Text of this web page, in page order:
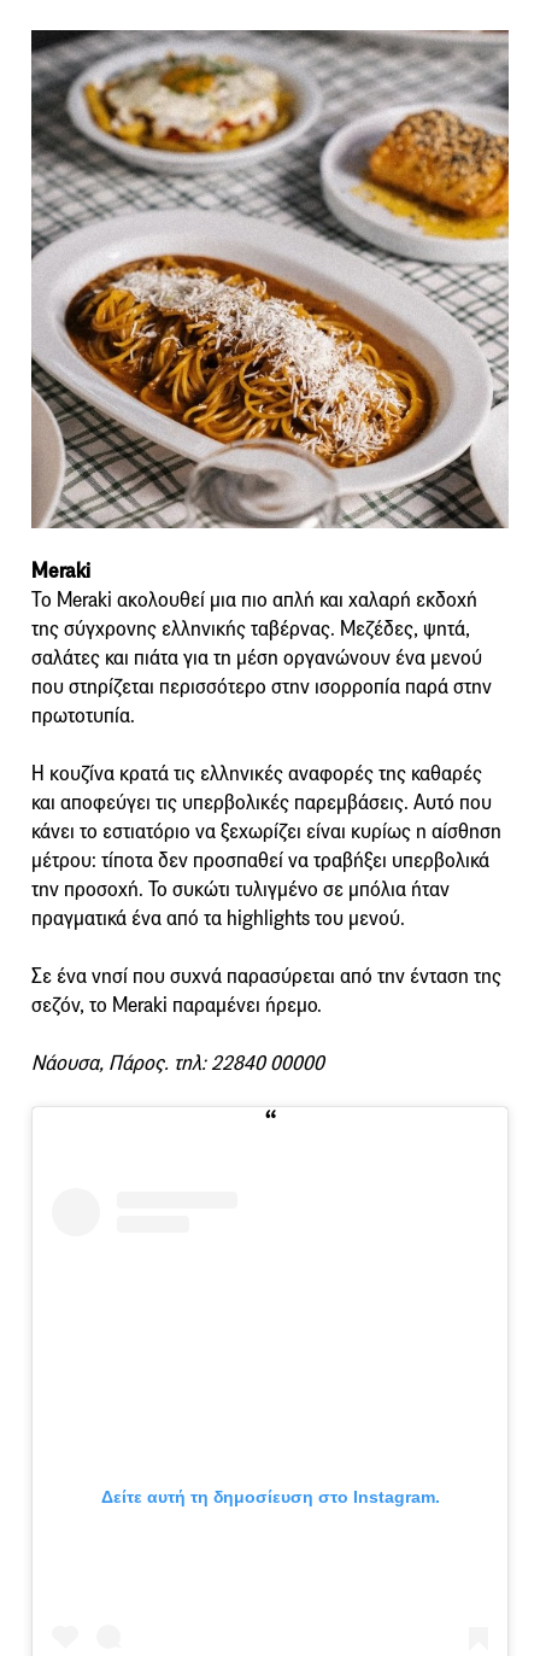
Meraki
Το Meraki ακολουθεί μια πιο απλή και χαλαρή εκδοχή
της σύγχρονης ελληνικής ταβέρνας. Μεζέδες, ψητά,
σαλάτες και πιάτα για τη μέση οργανώνουν ένα μενού
που στηρίζεται περισσότερο στην ισορροπία παρά στην
πρωτοτυπία.
Η κουζίνα κρατά τις ελληνικές αναφορές της καθαρές
και αποφεύγει τις υπερβολικές παρεμβάσεις. Αυτό που
κάνει το εστιατόριο να ξεχωρίζει είναι κυρίως η αίσθηση
μέτρου: τίποτα δεν προσπαθεί να τραβήξει υπερβολικά
την προσοχή. To συκώτι τυλιγμένο σε μπόλια ήταν
πραγματικά ένα από τα highlights του μενού.
Σε ένα νησί που συχνά παρασύρεται από την ένταση της
σεζόν, το Meraki παραμένει ήρεμο.
Νάουσα, Πάρος. τηλ: 22840 00000
Δείτε αυτή τη δημοσίευση στο Instagram.